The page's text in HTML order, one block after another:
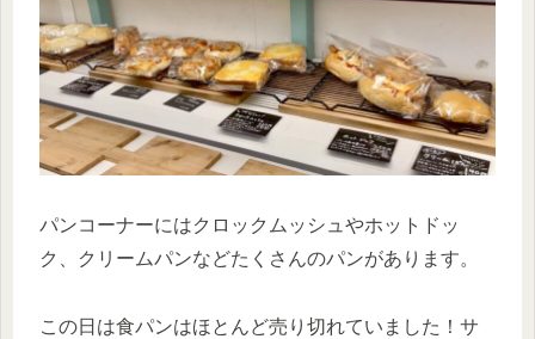
パンコーナーにはクロックムッシュやホットドッ
ク、クリームパンなどたくさんのパンがあります。
この日は食パンはほとんど売り切れていました！サ